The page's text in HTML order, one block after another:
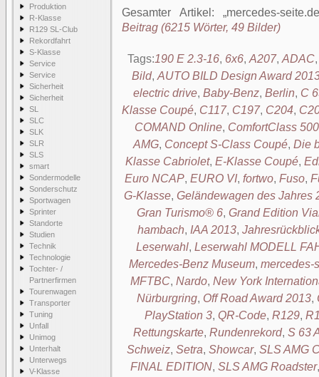
Produktion
R-Klasse
R129 SL-Club
Rekordfahrt
S-Klasse
Service
Service
Sicherheit
Sicherheit
SL
SLC
SLK
SLR
SLS
smart
Sondermodelle
Sonderschutz
Sportwagen
Sprinter
Standorte
Studien
Technik
Technologie
Tochter- /
Partnerfirmen
Tourenwagen
Transporter
Tuning
Unfall
Unimog
Unterhalt
Unterwegs
V-Klasse
Gesamter Artikel: mercedes-
Beitrag (6215 Wörter, 49 Bilder)
Tags:190 E 2.3-16, 6x6, A207, ADAC
Bild, AUTO BILD Design Award
electric drive, Baby-Benz, Berlin, C
Klasse Coupé, C117, C197, C204,
COMAND Online, ComfortClass 500
AMG, Concept S-Class Coupé, Die
Klasse Cabriolet, E-Klasse Coupé,
Euro NCAP, EURO VI, fortwo, Fuso,
G-Klasse, Geländewagen des Jahres
Gran Turismo® 6, Grand Edition
hambach, IAA 2013,
Leserwahl, Leserwahl MODELL
Mercedes-Benz Museum, mercedes-
MFTBC, Nardo, New York
Nürburgring, Off Road Award 2013,
PlayStation 3, QR-Code, R129,
Rettungskarte, Rundenrekord, S 63
Schweiz, Setra, Showcar, SLS AMG
FINAL EDITION, SLS AMG Roadster